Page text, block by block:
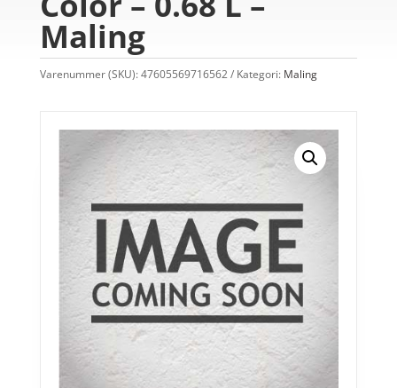
Maling
Varenummer (SKU):47605569716562 Kategori: Maling